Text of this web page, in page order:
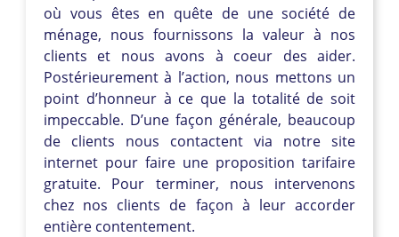
où vous êtes en quête de une société de
ménage, nous fournissons la valeur à nos
clients et nous avons à coeur des aider.
Postérieurement à l’action, nous mettons un
point d’honneur à ce que la totalité de soit
impeccable. D’une façon générale, beaucoup
de clients nous contactent via notre site
internet pour faire une proposition tarifaire
gratuite. Pour terminer, nous intervenons
chez nos clients de façon à leur accorder
entière contentement.